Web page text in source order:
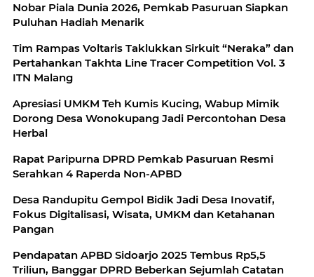
Nobar Piala Dunia 2026, Pemkab Pasuruan Siapkan
Puluhan Hadiah Menarik
Tim Rampas Voltaris Taklukkan Sirkuit “Neraka” dan
Pertahankan Takhta Line Tracer Competition Vol. 3
ITN Malang
Apresiasi UMKM Teh Kumis Kucing, Wabup Mimik
Dorong Desa Wonokupang Jadi Percontohan Desa
Herbal
Rapat Paripurna DPRD Pemkab Pasuruan Resmi
Serahkan 4 Raperda Non-APBD
Desa Randupitu Gempol Bidik Jadi Desa Inovatif,
Fokus Digitalisasi, Wisata, UMKM dan Ketahanan
Pangan
Pendapatan APBD Sidoarjo 2025 Tembus Rp5,5
Triliun, Banggar DPRD Beberkan Sejumlah Catatan